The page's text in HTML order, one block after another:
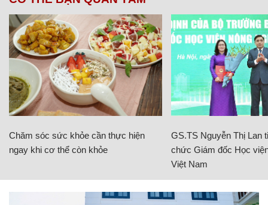
Chăm sóc sức khỏe cần thực hiện
ngay khi cơ thể còn khỏe
GS.TS Nguyễn Thị Lan
chức Giám đốc Học
Việt Nam